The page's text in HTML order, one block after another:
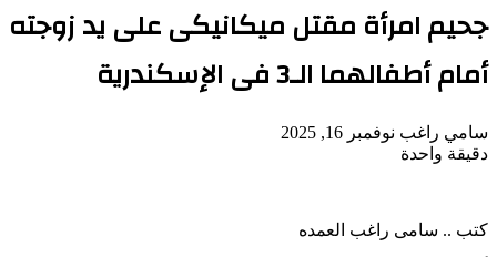
جحيم امرأة مقتل ميكانيكى على يد زوجته
أمام أطفالهما الـ3 فى الإسكندرية
سامي راغب أرسل
نوفمبر 16, 2025
دقيقة واحدة
كتب .. سامى راغب العمده